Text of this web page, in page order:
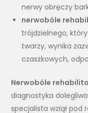
nerwy obręczy
nerwobóle
trójdzielnego,
twarzy, wynika
czaszkowych,
Nerwobóle
diagnostyka
specjalista wziął pod